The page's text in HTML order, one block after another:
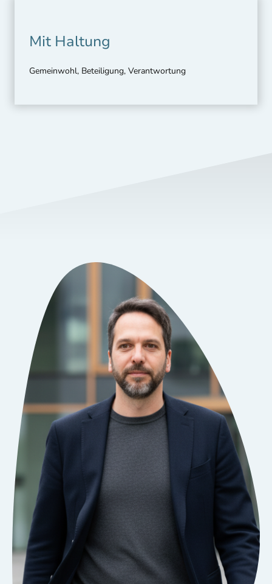
Mit Haltung
Gemeinwohl, Beteiligung, Verantwortung